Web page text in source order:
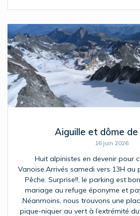
Aiguille et dôme
16 juin 2026
Huit alpinistes en devenir pour
Vanoise.Arrivés samedi vers 13H au
Pêche. Surprise!!, le parking est
mariage au refuge éponyme et
.Néanmoins, nous trouvons une
pique-niquer au vert à l’extrémité